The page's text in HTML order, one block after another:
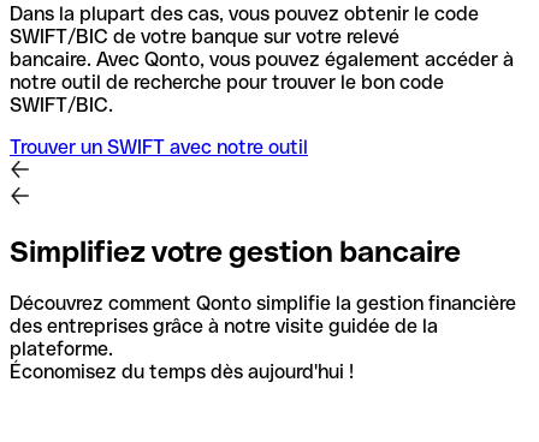
Dans la plupart des cas, vous pouvez obtenir le code
SWIFT/BIC de votre banque sur votre relevé
bancaire. Avec Qonto, vous pouvez également accéder à
notre outil de recherche pour trouver le bon code
SWIFT/BIC.
Trouver un SWIFT avec notre outil
Simplifiez votre gestion bancaire
Découvrez comment Qonto simplifie la gestion financière
des entreprises grâce à notre visite guidée de la
plateforme.
Économisez du temps dès aujourd'hui !